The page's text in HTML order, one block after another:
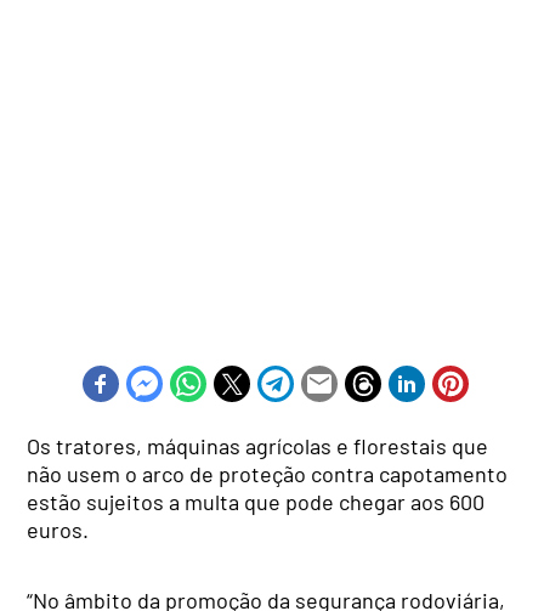
Os tratores, máquinas agrícolas e florestais que
não usem o arco de proteção contra capotamento
estão sujeitos a multa que pode chegar aos 600
euros.
“No âmbito da promoção da segurança rodoviária,